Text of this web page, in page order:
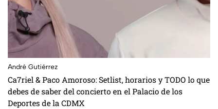
André Gutiérrez
Ca7riel & Paco Amoroso: Setlist, horarios y TODO lo que
debes de saber del concierto en el Palacio de los
Deportes de la CDMX